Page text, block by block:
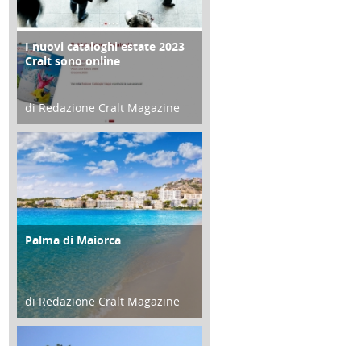
CONTRO COPERTINA
I nuovi cataloghi estate 2023
Cralt sono online
di Redazione Cralt Magazine
07 Marzo 2023
ATTIVITÀ
Palma di Maiorca
di Redazione Cralt Magazine
25 Giugno 2016